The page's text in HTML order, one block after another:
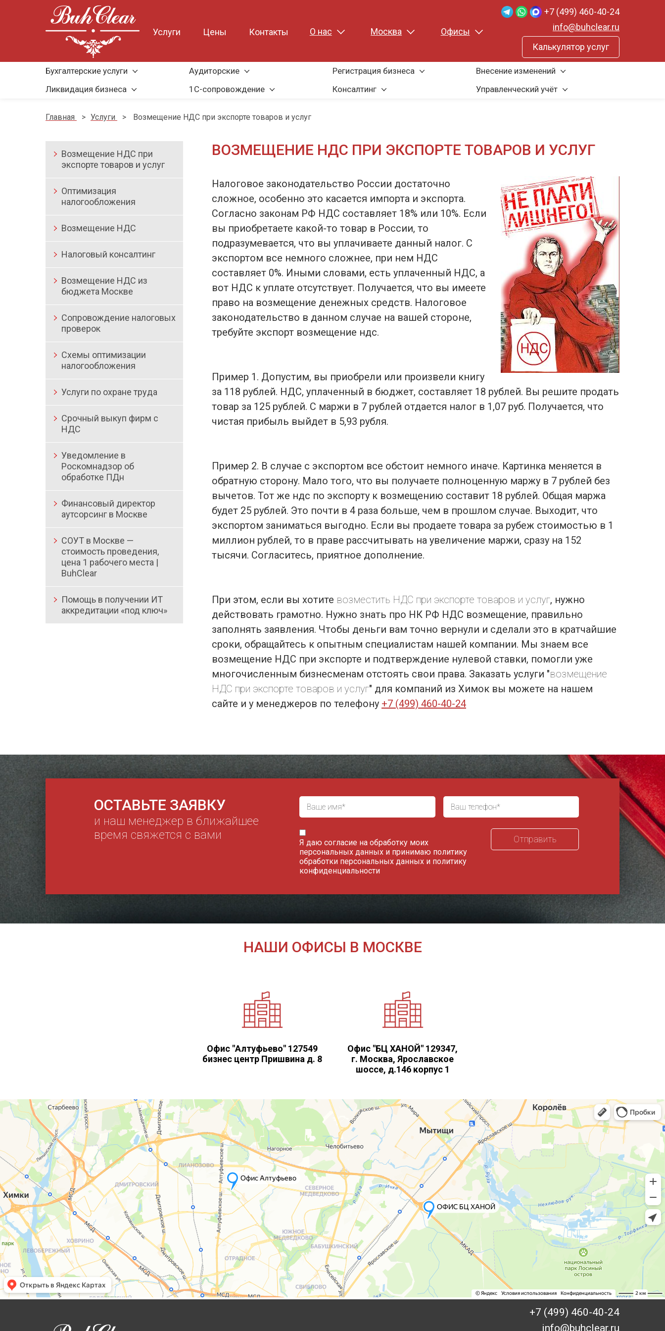
Услуги Цены Контакты О нас Москва Офисы
+7 (499) 460-40-24
info@buhclear.ru
Калькулятор услуг
Бухгалтерские услуги Аудиторские Регистрация бизнеса
Внесение изменений
Ликвидация бизнеса
1С-сопровождение Консалтинг Управленческий учёт
Главная > Услуги > Возмещение НДС при экспорте товаров и услуг
Возмещение НДС при
экспорте товаров и услуг
Оптимизация
налогообложения
Возмещение НДС
Налоговый консалтинг
Возмещение НДС из
бюджета Москве
Сопровождение налоговых
проверок
Схемы оптимизации
налогообложения
Услуги по охране труда
Срочный выкуп фирм с
НДС
Уведомление в
Роскомнадзор об
обработке ПДн
Финансовый директор
аутсорсинг в Москве
СОУТ в Москве —
стоимость проведения,
цена 1 рабочего места |
BuhClear
Помощь в получении ИТ
аккредитации «под ключ»
ВОЗМЕЩЕНИЕ НДС ПРИ ЭКСПОРТЕ ТОВАРОВ И УСЛУГ
Налоговое законодательство России достаточно
сложное, особенно это касается импорта и экспорта.
Согласно законам РФ НДС составляет 18% или 10%. Если
вы приобретаете какой-то товар в России, то
подразумевается, что вы уплачиваете данный налог. С
экспортом все немного сложнее, при нем НДС
составляет 0%. Иными словами, есть уплаченный НДС, а
вот НДС к уплате отсутствует. Получается, что вы имеете
право на возмещение денежных средств. Налоговое
законодательство в данном случае на вашей стороне,
требуйте экспорт возмещение ндс.
Пример 1. Допустим, вы приобрели или произвели книгу
за 118 рублей. НДС, уплаченный в бюджет, составляет 18 рублей. Вы решите продать
товар за 125 рублей. С маржи в 7 рублей отдается налог в 1,07 руб. Получается, что
чистая прибыль выйдет в 5,93 рубля.
Пример 2. В случае с экспортом все обстоит немного иначе. Картинка меняется в
обратную сторону. Мало того, что вы получаете полноценную маржу в 7 рублей без
вычетов. Тот же ндс по экспорту к возмещению составит 18 рублей. Общая маржа
будет 25 рублей. Это почти в 4 раза больше, чем в прошлом случае. Выходит, что
экспортом заниматься выгодно. Если вы продаете товара за рубеж стоимостью в 1
миллион рублей, то в праве рассчитывать на увеличение маржи, сразу на 152
тысячи. Согласитесь, приятное дополнение.
При этом, если вы хотите возместить НДС при экспорте товаров и услуг, нужно
действовать грамотно. Нужно знать про НК РФ НДС возмещение, правильно
заполнять заявления. Чтобы деньги вам точно вернули и сделали это в кратчайшие
сроки, обращайтесь к опытным специалистам нашей компании. Мы знаем все
возмещение НДС при экспорте и подтверждение нулевой ставки, помогли уже
многочисленным бизнесменам отстоять свои права. Заказать услуги "возмещение
НДС при экспорте товаров и услуг" для компаний из Химок вы можете на нашем
сайте и у менеджеров по телефону +7 (499) 460-40-24
ОСТАВЬТЕ ЗАЯВКУ
и наш менеджер в ближайшее
время свяжется с вами
Я даю согласие на обработку моих
персональных данных и принимаю политику
обработки персональных данных и политику
конфиденциальности
НАШИ ОФИСЫ В МОСКВЕ
Офис "Алтуфьево" 127549
бизнес центр Пришвина д. 8
Офис "БЦ ХАНОЙ" 129347,
г. Москва, Ярославское
шоссе, д.146 корпус 1
+7 (499) 460-40-24
info@buhclear.ru